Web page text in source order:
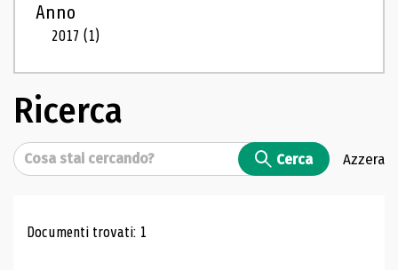
Anno
2017(1)
Ricerca
Cerca Cerca Azzera
Risultati di ricerca
Documenti trovati: 1